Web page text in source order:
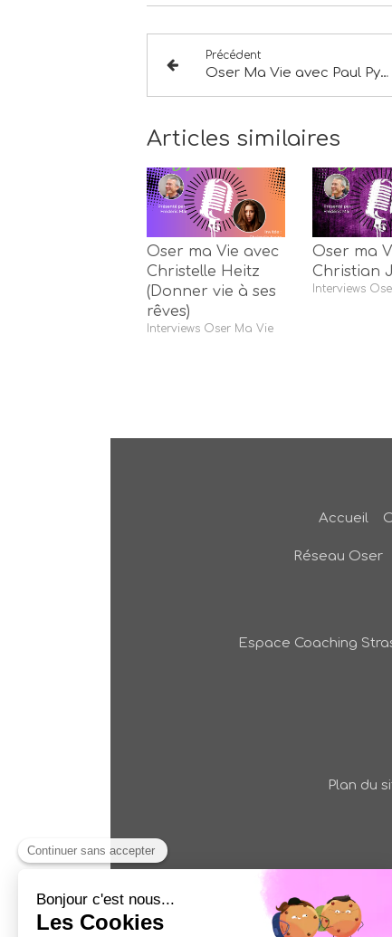
Précédent
Oser Ma Vie avec Paul Pyronnet
Articles similaires
Oser ma Vie avec
Christelle Heitz
(Donner vie à ses
rêves)
Interviews Oser Ma Vie
Oser ma
Christian
Interviews
Accueil
Réseau Oser
Espace Coaching
Plan du